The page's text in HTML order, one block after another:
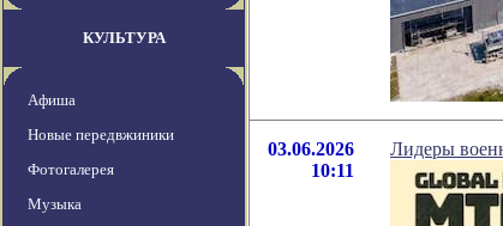
КУЛЬТУРА
Афиша
Новые передвжиники
Фотогалерея
Музыка
03.06.2026
10:11
Лидеры